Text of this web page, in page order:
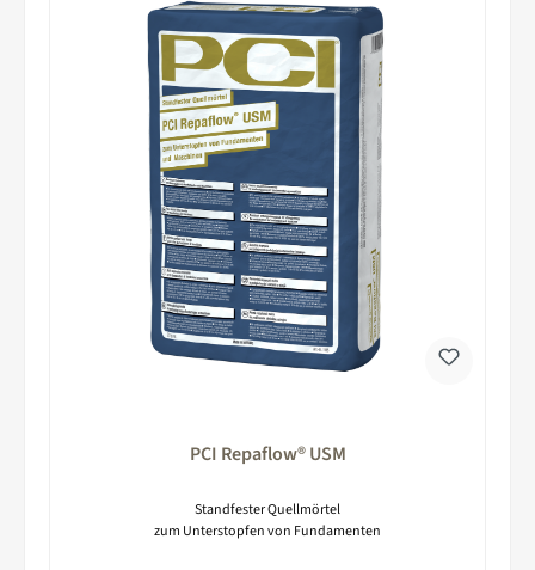
PCI Repaflow® USM
Standfester Quellmörtel
zum Unterstopfen von Fundamenten